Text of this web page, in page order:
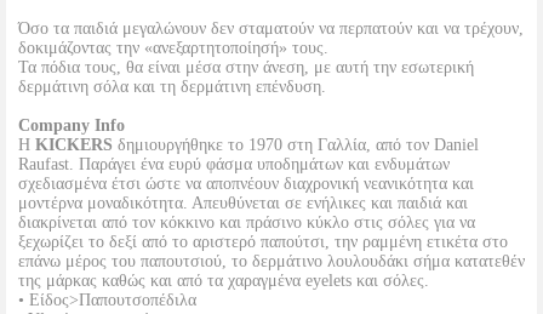
Όσο τα παιδιά μεγαλώνουν δεν σταματούν να περπατούν και να τρέχουν,
δοκιμάζοντας την «ανεξαρτητοποίησή» τους.
Τα πόδια τους, θα είναι μέσα στην άνεση, με αυτή την εσωτερική
δερμάτινη σόλα και τη δερμάτινη επένδυση.
Company Info
Η KICKERS δημιουργήθηκε το 1970 στη Γαλλία, από τον Daniel
Raufast. Παράγει ένα ευρύ φάσμα υποδημάτων και ενδυμάτων
σχεδιασμένα έτσι ώστε να αποπνέουν διαχρονική νεανικότητα και
μοντέρνα μοναδικότητα. Απευθύνεται σε ενήλικες και παιδιά και
διακρίνεται από τον κόκκινο και πράσινο κύκλο στις σόλες για να
ξεχωρίζει το δεξί από το αριστερό παπούτσι, την ραμμένη ετικέτα στο
επάνω μέρος του παπουτσιού, το δερμάτινο λουλουδάκι σήμα κατατεθέν
της μάρκας καθώς και από τα χαραγμένα eyelets και σόλες.
• Είδος>Παπουτσοπέδιλα